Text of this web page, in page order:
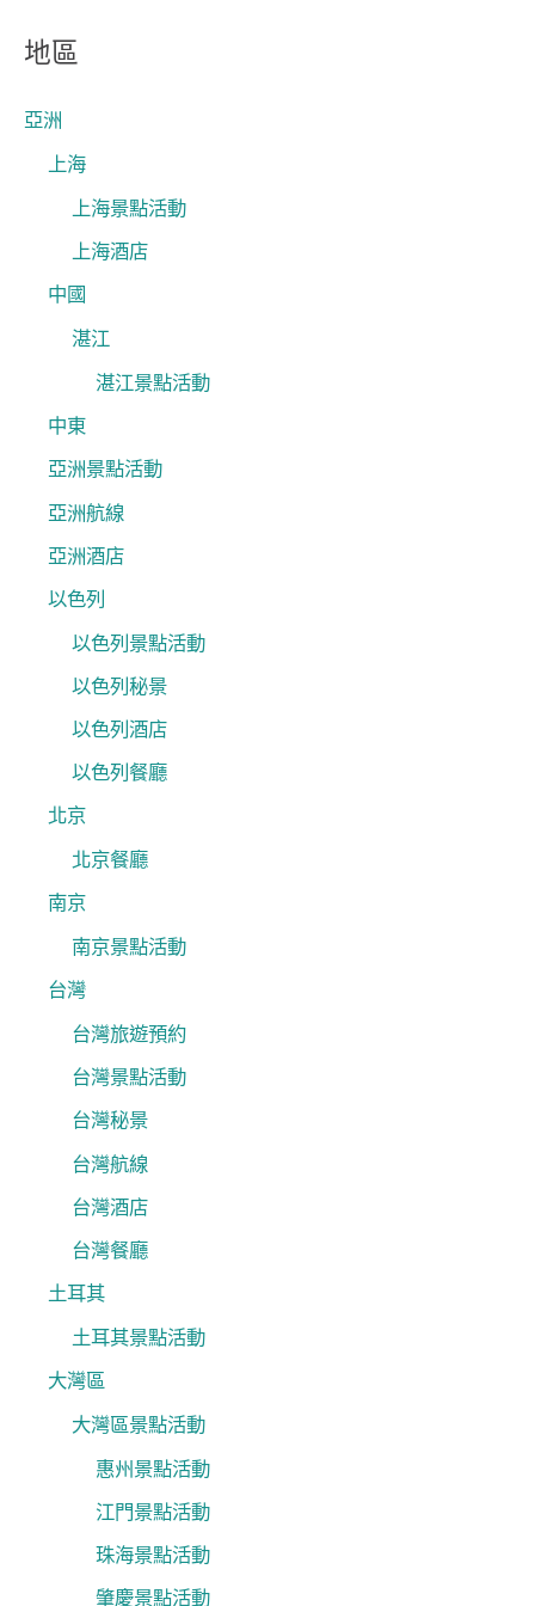
關
字
地區
亞洲
上海
上海景點活動
上海酒店
中國
湛江
湛江景點活動
中東
亞洲景點活動
亞洲航線
亞洲酒店
以色列
以色列景點活動
以色列秘景
以色列酒店
以色列餐廳
北京
北京餐廳
南京
南京景點活動
台灣
台灣旅遊預約
台灣景點活動
台灣秘景
台灣航線
台灣酒店
台灣餐廳
土耳其
土耳其景點活動
大灣區
大灣區景點活動
惠州景點活動
江門景點活動
珠海景點活動
肇慶景點活動